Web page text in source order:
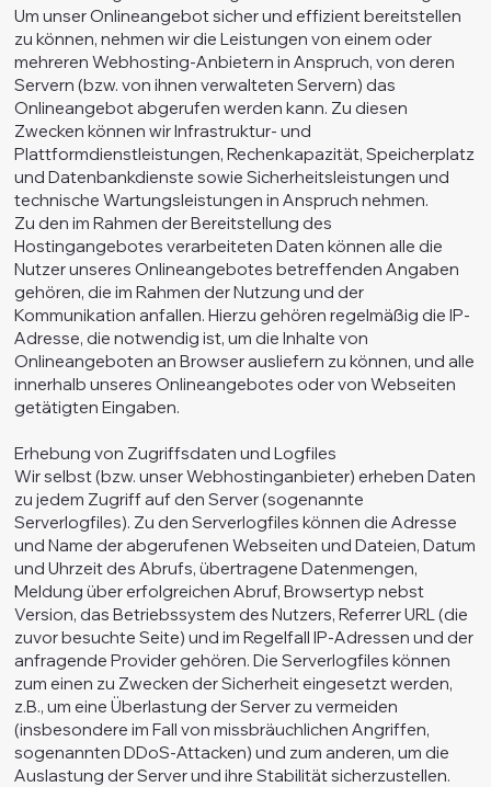
Um unser Onlineangebot sicher und effizient bereitstellen
zu können, nehmen wir die Leistungen von einem oder
mehreren Webhosting-Anbietern in Anspruch, von deren
Servern (bzw. von ihnen verwalteten Servern) das
Onlineangebot abgerufen werden kann. Zu diesen
Zwecken können wir Infrastruktur- und
Plattformdienstleistungen, Rechenkapazität, Speicherplatz
und Datenbankdienste sowie Sicherheitsleistungen und
technische Wartungsleistungen in Anspruch nehmen.
Zu den im Rahmen der Bereitstellung des
Hostingangebotes verarbeiteten Daten können alle die
Nutzer unseres Onlineangebotes betreffenden Angaben
gehören, die im Rahmen der Nutzung und der
Kommunikation anfallen. Hierzu gehören regelmäßig die IP-
Adresse, die notwendig ist, um die Inhalte von
Onlineangeboten an Browser ausliefern zu können, und alle
innerhalb unseres Onlineangebotes oder von Webseiten
getätigten Eingaben.
Erhebung von Zugriffsdaten und Logfiles
Wir selbst (bzw. unser Webhostinganbieter) erheben Daten
zu jedem Zugriff auf den Server (sogenannte
Serverlogfiles). Zu den Serverlogfiles können die Adresse
und Name der abgerufenen Webseiten und Dateien, Datum
und Uhrzeit des Abrufs, übertragene Datenmengen,
Meldung über erfolgreichen Abruf, Browsertyp nebst
Version, das Betriebssystem des Nutzers, Referrer URL (die
zuvor besuchte Seite) und im Regelfall IP-Adressen und der
anfragende Provider gehören. Die Serverlogfiles können
zum einen zu Zwecken der Sicherheit eingesetzt werden,
z.B., um eine Überlastung der Server zu vermeiden
(insbesondere im Fall von missbräuchlichen Angriffen,
sogenannten DDoS-Attacken) und zum anderen, um die
Auslastung der Server und ihre Stabilität sicherzustellen.